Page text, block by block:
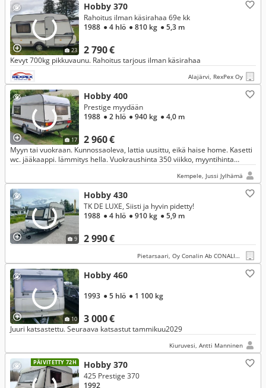
23
Hobby 370
2 790 €
Rahoitus ilman käsirahaa 69e kk
1988 ● 4 hlö ● 810 kg ● 5,3 m
Kevyt 700kg pikkuvaunu. Rahoitus tarjous ilman käsirahaa
Alajärvi, RexPex Oy
17
Hobby 400
2 960 €
Prestige myydään
1988 ● 2 hlö ● 940 kg ● 4,0 m
Myyn tai vuokraan. Kunnossaoleva, lattia uusittu, eikä haise home. Kasetti
wc. jääkaappi. lämmitys hella. Vuokraushinta 350 viikko, myyntihinta
Kempele, Jussi Jylhämä
9
Hobby 430
2 990 €
TK DE LUXE, Siisti ja hyvin pidetty!
1988 ● 4 hlö ● 910 kg ● 5,9 m
Pietarsaari, Oy Conalin Ab CONALIN CARS
10
Hobby 460
3 000 €
1993 ● 5 hlö ● 1 100 kg
Juuri katsastettu. Seuraava katsastut tammikuu2029
Kiuruvesi, Antti Manninen
PÄIVITETTY 72H Hobby 370
425 Prestige 370
1992